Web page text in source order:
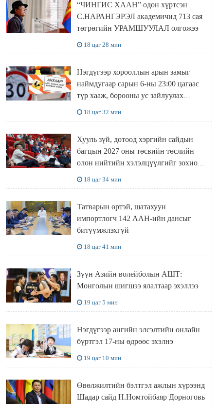
“ЧИНГИС ХААН” одон хүртсэн
С.НАРАНГЭРЭЛ академичид 713 сая
төгрөгийн УРАМШУУЛАЛ олгожээ
18 цаг 28 мин
Нэгдүгээр хорооллын арын замыг
наймдугаар сарын 6-ны 23:00 цагаас
түр хааж, борооны ус зайлуулах
шугамын хөндлөн сэтэлгээ хийнэ
18 цаг 32 мин
Хууль зүй, дотоод хэргийн сайдын
багцын 2027 оны төсвийн төслийн
олон нийтийн хэлэлцүүлгийг зохион
байгууллаа
18 цаг 34 мин
Татварын өртэй, шатахуун
импортлогч 142 ААН-ийн дансыг
битүүмжлэхгүй
18 цаг 41 мин
Зүүн Азийн волейболын АШТ:
Монголын шигшээ ялалтаар эхэллээ
19 цаг 5 мин
Нэгдүгээр ангийн элсэлтийн онлайн
бүртгэл 17-ны өдрөөс эхэлнэ
19 цаг 10 мин
Өвөлжилтийн бэлтгэл ажлын хүрээнд
Шадар сайд Н.Номтойбаяр Дорноговь